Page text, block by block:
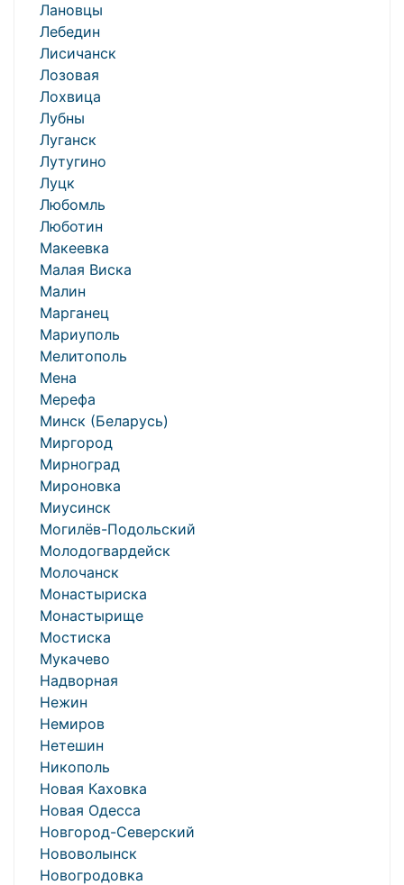
Лановцы
Лебедин
Лисичанск
Лозовая
Лохвица
Лубны
Луганск
Лутугино
Луцк
Любомль
Люботин
Макеевка
Малая Виска
Малин
Марганец
Мариуполь
Мелитополь
Мена
Мерефа
Минск (Беларусь)
Миргород
Мирноград
Мироновка
Миусинск
Могилёв-Подольский
Молодогвардейск
Молочанск
Монастыриска
Монастырище
Мостиска
Мукачево
Надворная
Нежин
Немиров
Нетешин
Никополь
Новая Каховка
Новая Одесса
Новгород-Северский
Нововолынск
Новогродовка